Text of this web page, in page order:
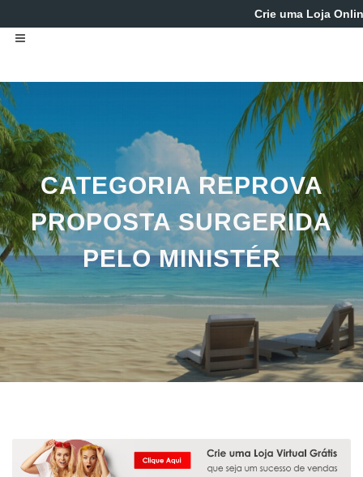
CATEGORIA REPROVA
PROPOSTA SURGERIDA
PELO MINISTÉR
Crie uma Loja